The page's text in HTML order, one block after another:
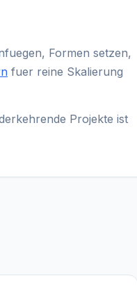
Formen setzen,
fuer reine Skalierung
Projekte ist